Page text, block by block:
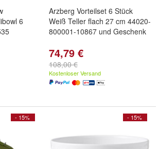
6
Arzberg Vorteilset 6 Stück
Weiß Teller flach 27 cm 44020-
800001-10867 und Geschenk
74,79 €
108,00 €
Kostenloser Versand
- 15% - 15%